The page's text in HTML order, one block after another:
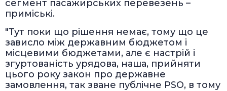
сегмент пасажирських перевезень –
приміські.
"Тут поки що рішення немає, тому що це
зависло між державним бюджетом і
місцевими бюджетами, але є настрій і
згуртованість урядова, наша, прийняти
цього року закон про державне
замовлення, так зване публічне PSO, в тому